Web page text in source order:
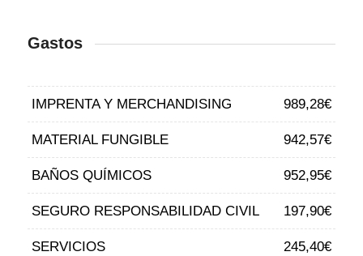
Gastos
IMPRENTA Y MERCHANDISING 989,28€
MATERIAL FUNGIBLE 942,57€
BAÑOS QUÍMICOS 952,95€
SEGURO RESPONSABILIDAD CIVIL 197,90€
SERVICIOS 245,40€